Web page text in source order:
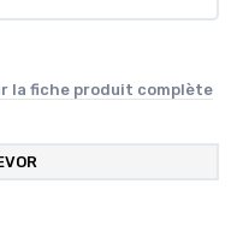
la fiche produit complète